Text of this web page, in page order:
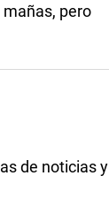
pero
de noticias y